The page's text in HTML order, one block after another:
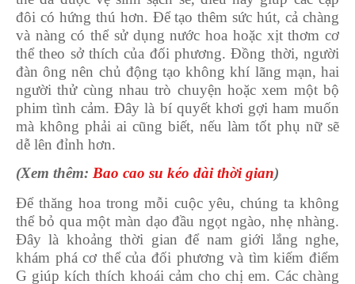
đôi có hứng thú hơn. Để tạo thêm sức hút, cả chàng
và nàng có thể sử dụng nước hoa hoặc xịt thơm cơ
thể theo sở thích của đối phương. Đồng thời, người
đàn ông nên chủ động tạo không khí lãng mạn, hai
người thử cùng nhau trò chuyện hoặc xem một bộ
phim tình cảm. Đây là bí quyết khơi gợi ham muốn
mà không phải ai cũng biết, nếu làm tốt phụ nữ sẽ
dễ lên đỉnh hơn.
(Xem thêm: Bao cao su kéo dài thời gian)
Để thăng hoa trong mỗi cuộc yêu, chúng ta không
thể bỏ qua một màn dạo đầu ngọt ngào, nhẹ nhàng.
Đây là khoảng thời gian để nam giới lắng nghe,
khám phá cơ thể của đối phương và tìm kiếm điểm
G giúp kích thích khoái cảm cho chị em. Các chàng